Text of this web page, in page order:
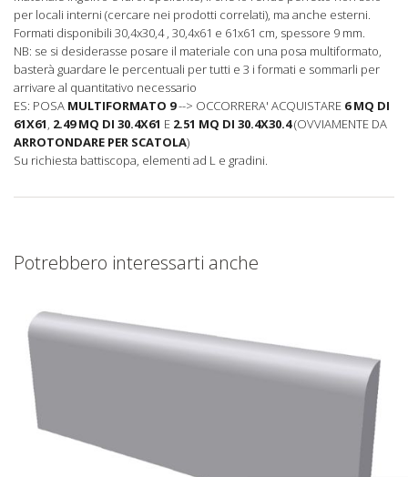
per locali interni (cercare nei prodotti correlati), ma anche esterni.
Formati disponibili 30,4x30,4 , 30,4x61 e 61x61 cm, spessore 9 mm.
NB: se si desiderasse posare il materiale con una posa multiformato,
basterà guardare le percentuali per tutti e 3 i formati e sommarli per
arrivare al quantitativo necessario
ES: POSA MULTIFORMATO 9--> OCCORRERA' ACQUISTARE 6 MQ DI
61X61, 2.49 MQ DI 30.4X61 E 2.51 MQ DI 30.4X30.4(OVVIAMENTE DA
ARROTONDARE PER SCATOLA)
Su richiesta battiscopa, elementi ad L e gradini.
Potrebbero interessarti anche